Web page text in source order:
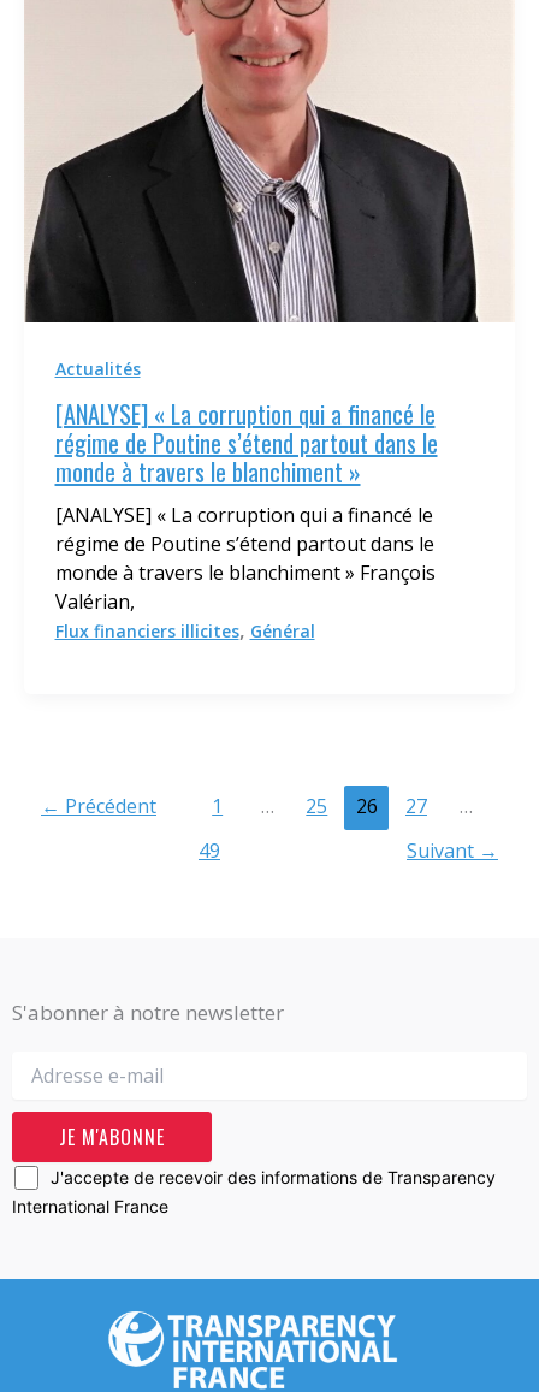
Actualités
[ANALYSE] « La corruption qui a financé le
régime de Poutine s’étend partout dans le
monde à travers le blanchiment »
[ANALYSE] « La corruption qui a financé le
régime de Poutine s’étend partout dans le
monde à travers le blanchiment » François
Valérian,
Flux financiers illicites, Général
← Précédent 1 … 25 26 27
…
49
Suivant →
S'abonner à notre newsletter
J'accepte de recevoir des informations de Transparency
International France